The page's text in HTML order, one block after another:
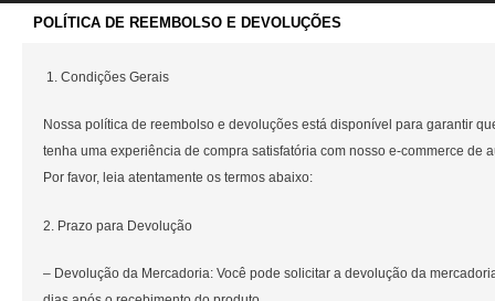
POLÍTICA DE REEMBOLSO E DEVOLUÇÕES
1. Condições Gerais
Nossa política de reembolso e devoluções está disponível para garantir
tenha uma experiência de compra satisfatória com nosso e-commerce de
Por favor, leia atentamente os termos abaixo:
2. Prazo para Devolução
– Devolução da Mercadoria: Você pode solicitar a devolução da